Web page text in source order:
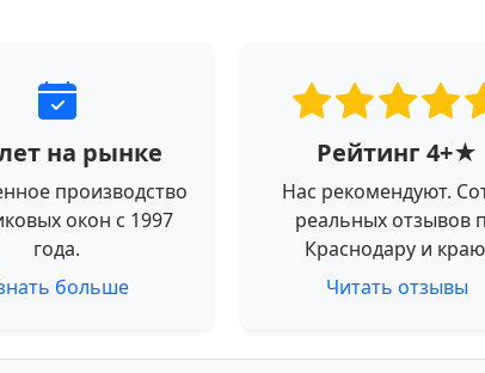
на рынке
производство
окон с 1997
года.
больше
Рейтинг 4+★
Нас рекомендуют.
реальных отзывов
Краснодару и
Читать отзывы